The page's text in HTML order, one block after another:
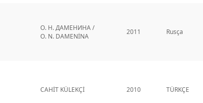
О. Н. ДАМЕНИНА /
O. N. DAMENİNA
2011 Rusça
CAHİT KÜLEKÇİ 2010 TÜRKÇE